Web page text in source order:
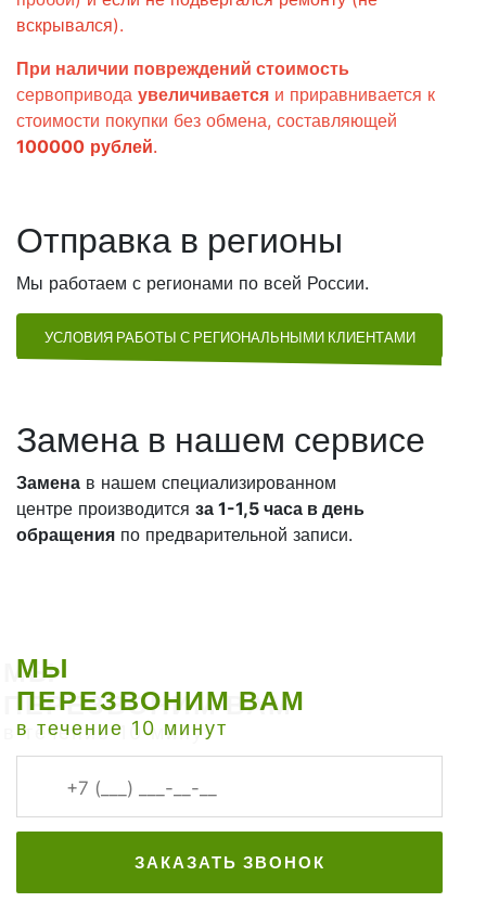
вскрывался).
При наличии повреждений стоимость
сервопривода увеличивается и приравнивается к
стоимости покупки без обмена, составляющей
100000 рублей.
Отправка в регионы
Мы работаем с регионами по всей России.
УСЛОВИЯ РАБОТЫ С РЕГИОНАЛЬНЫМИ КЛИЕНТАМИ
Замена в нашем сервисе
Замена в нашем специализированном
центре производится за 1-1,5 часа в день
обращения по предварительной записи.
МЫ
ПЕРЕЗВОНИМ ВАМ
в течение 10 минут
ЗАКАЗАТЬ ЗВОНОК